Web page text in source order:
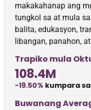
makakahanap ang
tungkol sa at mula
balita, edukasyon,
libangan, panahon,
Trapiko mula
108.4M
-19.50% kumpara
Buwanang